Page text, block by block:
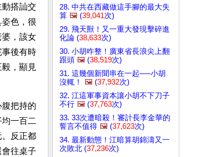
搭訕交
色，很
，該女
後有時
，顯見
把持的
一百二
反正都
往桌子
28. 中共在西藏做這手腳的最大失
算 🖼️ (39,041次)
29. 飛天獸！又一重大發現擊碎進
化論 (38,633次)
30. 小胡咋整！廣東省長浪尖上翻
跟頭 🖼️ (38,519次)
31. 這幾個新聞串在一起──小胡
沒輒！
🖼️ (37,932次)
32. 江這軍事資本讓小胡不下刀子
不行 🖼️ (37,763次)
33. 33次遭暗殺！審計長李金華的
誓言不值得 🖼️ (37,623次)
34. 最新動態！江暗算胡錦濤又一
次敗北 (37,236次)